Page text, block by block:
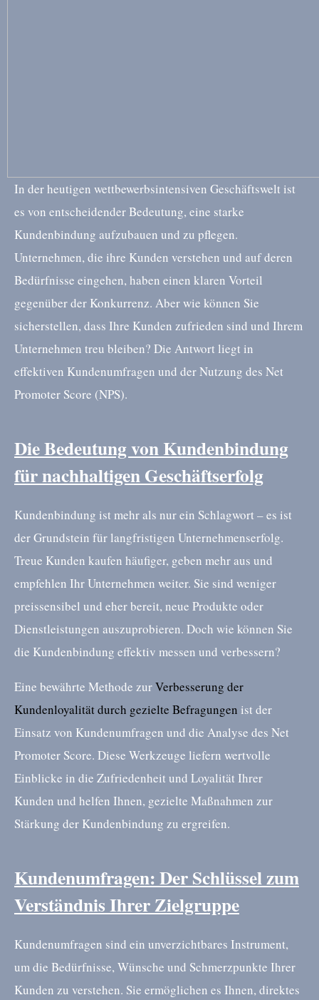
In der heutigen wettbewerbsintensiven Geschäftswelt ist
es von entscheidender Bedeutung, eine starke
Kundenbindung aufzubauen und zu pflegen.
Unternehmen, die ihre Kunden verstehen und auf deren
Bedürfnisse eingehen, haben einen klaren Vorteil
gegenüber der Konkurrenz. Aber wie können Sie
sicherstellen, dass Ihre Kunden zufrieden sind und Ihrem
Unternehmen treu bleiben? Die Antwort liegt in
effektiven Kundenumfragen und der Nutzung des Net
Promoter Score (NPS).
Die Bedeutung von Kundenbindung
für nachhaltigen Geschäftserfolg
Kundenbindung ist mehr als nur ein Schlagwort – es ist
der Grundstein für langfristigen Unternehmenserfolg.
Treue Kunden kaufen häufiger, geben mehr aus und
empfehlen Ihr Unternehmen weiter. Sie sind weniger
preissensibel und eher bereit, neue Produkte oder
Dienstleistungen auszuprobieren. Doch wie können Sie
die Kundenbindung effektiv messen und verbessern?
Eine bewährte Methode zurVerbesserung der
Kundenloyalität durch gezielte Befragungen ist der
Einsatz von Kundenumfragen und die Analyse des Net
Promoter Score. Diese Werkzeuge liefern wertvolle
Einblicke in die Zufriedenheit und Loyalität Ihrer
Kunden und helfen Ihnen, gezielte Maßnahmen zur
Stärkung der Kundenbindung zu ergreifen.
Kundenumfragen: Der Schlüssel zum
Verständnis Ihrer Zielgruppe
Kundenumfragen sind ein unverzichtbares Instrument,
um die Bedürfnisse, Wünsche und Schmerzpunkte Ihrer
Kunden zu verstehen. Sie ermöglichen es Ihnen, direktes